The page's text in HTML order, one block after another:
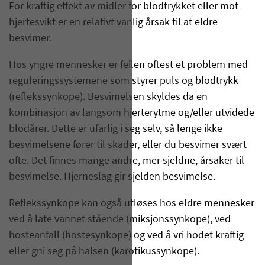
For kraftig effekt av midler for blodtrykket eller mot
hjertesvikt er en relativt vanlig årsak til at eldre
besvimer.
Hos yngre mennesker er feilen oftest et problem med
reguleringssystemene som styrer puls og blodtrykk
(reflekssynkope). Besvimelsen skyldes da en
kombinasjon av langsom hjerterytme og/eller utvidede
blodårer. Dette er ufarlig i seg selv, så lenge ikke
besvimelsene fører til skader, eller du besvimer svært
ofte. Det finnes mange andre, mer sjeldne, årsaker til
besvimelse. Hjerneslag gir sjelden besvimelse.
Reflekssynkope kan også utløses hos eldre mennesker
ved å late vannet stående (miksjonssynkope), ved
hosteanfall (hostesynkope) og ved å vri hodet kraftig
eller gni seg på halsen (karotikussynkope).